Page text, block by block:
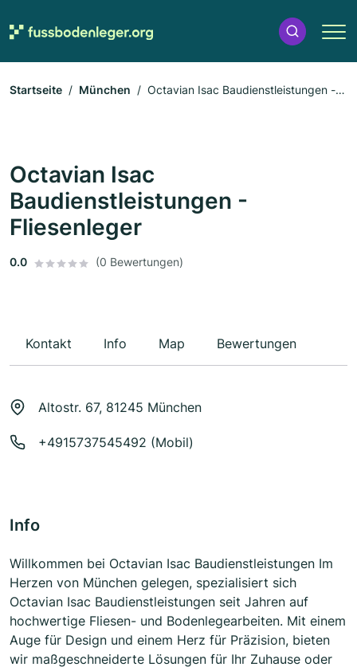
Startseite München
Octavian Isac Baudienstleistungen -
Octavian Isac
Baudienstleistungen -
Fliesenleger
0.0 (0 Bewertungen)
Kontakt Info Map Bewertungen
Altostr. 67, 81245 München
+4915737545492 (Mobil)
Info
Willkommen bei Octavian Isac Baudienstleistungen Im
Herzen von München gelegen, spezialisiert sich
Octavian Isac Baudienstleistungen seit Jahren auf
hochwertige Fliesen- und Bodenlegearbeiten. Mit einem
Auge für Design und einem Herz für Präzision, bieten
wir maßgeschneiderte Lösungen für Ihr Zuhause oder